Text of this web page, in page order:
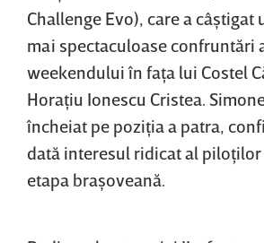
Challenge Evo), care a câştigat
mai spectaculoase confruntări
weekendului în faţa lui Costel
Horaţiu Ionescu Cristea.
încheiat pe poziţia a patra,
dată interesul ridicat al
etapa braşoveană.